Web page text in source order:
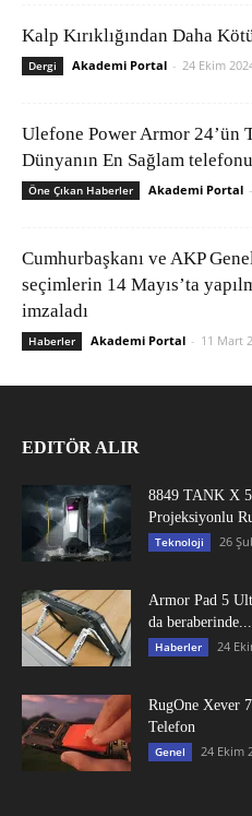
Kalp Kırıklığından Daha
Dergi Akademi Portal - 24 Ekim
Ulefone Power Armor 24’ün
Dünyanın En Sağlam
Öne Çıkan Haberler Akademi Portal -
Cumhurbaşkanı ve AKP
seçimlerin 14 Mayıs’ta
imzaladı
Haberler Akademi Portal - 11 Mart
EDITÖR ALIR
8849 TANK X
Projeksiyonlu
Teknoloji 26
Armor Pad 5
da beraberinde...
Haberler 24
RugOne Xever
Telefon
Genel 24 Ekim